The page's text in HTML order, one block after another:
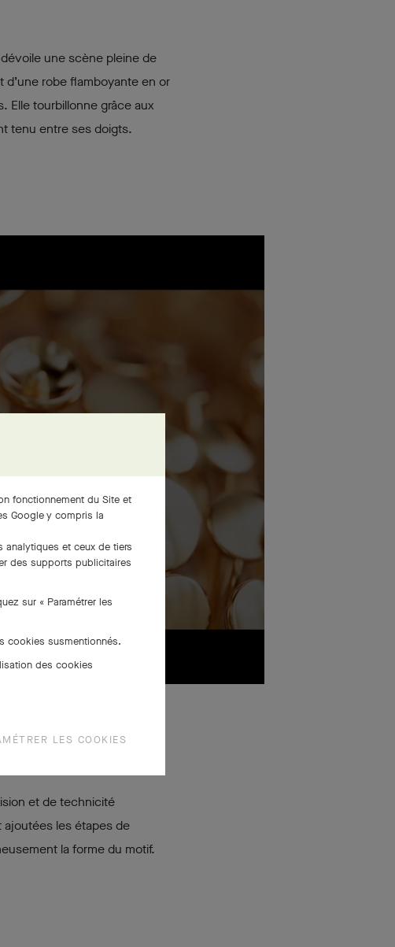
une scène pleine de
robe flamboyante en or
Elle tourbillonne grâce aux
tenu entre ses doigts.
et de technicité
ajoutées les étapes de
la forme du motif.
fonctionnement du Site et
Google y compris la
et ceux de tiers
des supports publicitaires
sur « Paramétrer les
cookies susmentionnés.
des cookies
LES COOKIES